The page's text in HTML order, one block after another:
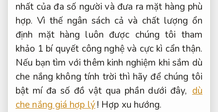
nhất của đa số người và đưa ra mặt hàng phù
hợp. Vì thế ngân sách cả và chất lượng ổn
định mặt hàng luôn được chúng tôi tham
khảo 1 bí quyết công nghệ và cực kì cẩn thận.
Nếu bạn tìm với thêm kinh nghiệm khi sắm dù
che nắng không tính trời thì hãy để chúng tôi
bật mí đa số đồ vật qua phần dưới đây, dù
che nắng giá hợp lý! Hợp xu hướng.